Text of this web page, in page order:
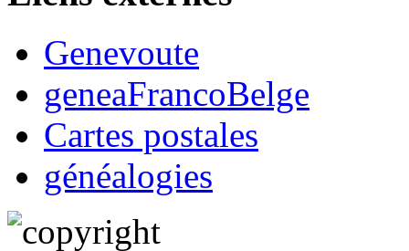
Genevoute
geneaFrancoBelge
Cartes postales
généalogies